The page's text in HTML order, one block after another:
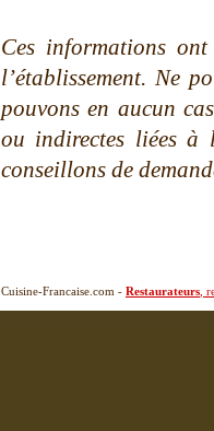
Ces informations
l’établissement. Ne
pouvons en aucun
ou indirectes liées à
conseillons de
Cuisine-Francaise.com - Restaurateurs ,